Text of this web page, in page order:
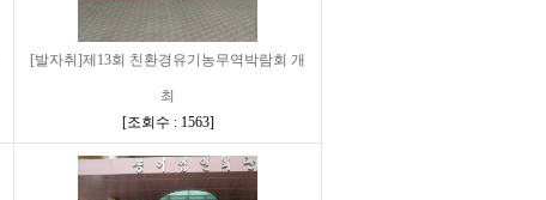
[발자취]제13회 친환경유기농무역박람회 개
최
[조회수 : 1563]